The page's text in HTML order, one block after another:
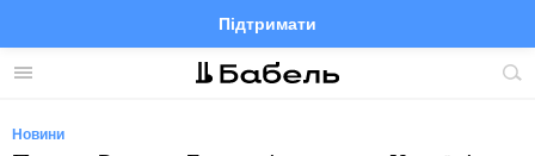
Меню
Підтримати
FacebookTelegramTwitter
Новини